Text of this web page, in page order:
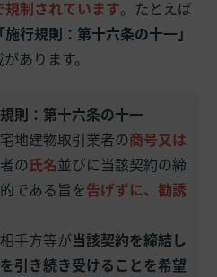
制されています。たとえば
「施行規則：第十六条の十一」
あります。
則：第十六条の十一
地建物取引業者の商号又は
の氏名並びに当該契約の締
である旨を告げずに、勧誘
手方等が当該契約を締結し
引き続き受けることを希望